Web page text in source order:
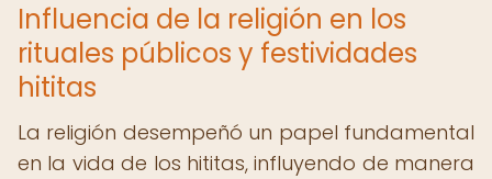
Influencia de la religión en los
rituales públicos y festividades
hititas
La religión desempeñó un papel fundamental
en la vida de los hititas, influyendo de manera